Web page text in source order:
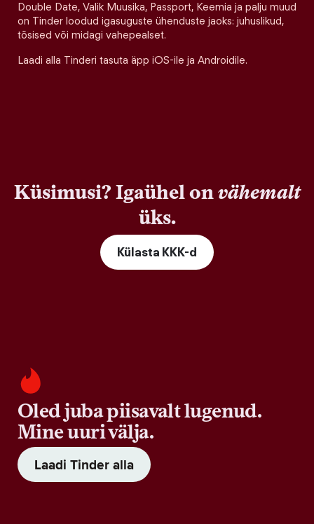
Double Date, Valik Muusika, Passport, Keemia ja palju muud
on Tinder loodud igasuguste ühenduste jaoks: juhuslikud,
tõsised või midagi vahepealset.
Laadi alla Tinderi tasuta äpp iOS-ile ja Androidile.
Küsimusi? Igaühel onvähemalt
üks.
Külasta KKK-d
Oled juba piisavalt lugenud.
Mine uuri välja.
Laadi Tinder alla